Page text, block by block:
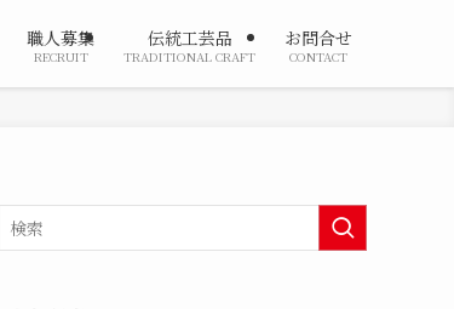
職人募集
RECRUIT
伝統工芸品
TRADITIONAL CRAFT
お問合せ
CONTACT